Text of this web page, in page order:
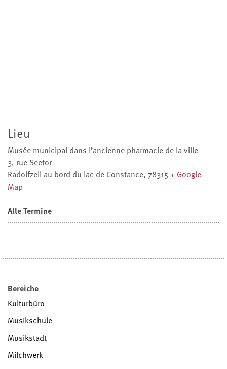
Lieu
Musée municipal dans l’ancienne pharmacie de la ville
3, rue Seetor
Radolfzell au bord du lac de Constance, 78315 + Google
Map
Alle Termine
Bereiche
Kulturbüro
Musikschule
Musikstadt
Milchwerk